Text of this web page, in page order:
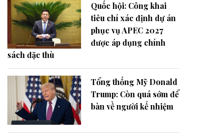
Quốc hội: Công khai
tiêu chí xác định dự án
phục vụ APEC 2027
được áp dụng chính
sách đặc thù
Tổng thống Mỹ Donald
Trump: Còn quá sớm để
bàn về người kế nhiệm